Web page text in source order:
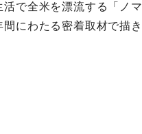
活で全米を漂流する「ノマ
にわたる密着取材で描き